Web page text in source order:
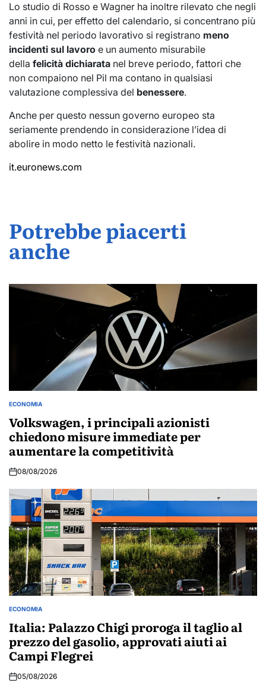
Lo studio di Rosso e Wagner ha inoltre rilevato che negli
anni in cui, per effetto del calendario, si concentrano più
festività nel periodo lavorativo si registrano meno
incidenti sul lavoro e un aumento misurabile
della felicità dichiarata nel breve periodo, fattori che
non compaiono nel Pil ma contano in qualsiasi
valutazione complessiva del benessere.
Anche per questo nessun governo europeo sta
seriamente prendendo in considerazione l’idea di
abolire in modo netto le festività nazionali.
it.euronews.com
Potrebbe piacerti
anche
POSTED
ECONOMIA
Volkswagen, i principali azionisti
chiedono misure immediate per
aumentare la competitività
08/08/2026
POSTED
ECONOMIA
Italia: Palazzo Chigi proroga il taglio al
prezzo del gasolio, approvati aiuti ai
Campi Flegrei
05/08/2026